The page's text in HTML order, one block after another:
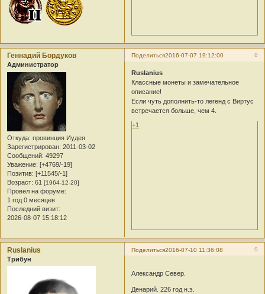
Поделиться 8
2016-07-07 19:12:00
Геннадий Бордуков
Администратор
Откуда: провинция Иудея
Зарегистрирован: 2011-03-02
Сообщений: 49297
Уважение: [+4769/-19]
Позитив: [+11545/-1]
Возраст: 61 [1964-12-20]
Провел на форуме:
1 год 0 месяцев
Последний визит:
2026-08-07 15:18:12
Ruslanius
Классные монеты и замечательное
описание!
Если чуть дополнить-то легенд с Виртус
встречается больше, чем 4.
+1
Поделиться 9
2016-07-10 11:36:08
Ruslanius
Трибун
Александр Север.
Денарий. 226 год н.э.